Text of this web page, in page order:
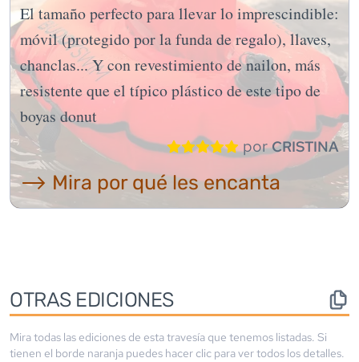
El tamaño perfecto para llevar lo imprescindible:
móvil (protegido por la funda de regalo), llaves,
chanclas... Y con revestimiento de nailon, más
resistente que el típico plástico de este tipo de
boyas donut
porCRISTINA
⟶ Mira por qué les encanta
OTRAS EDICIONES
Mira todas las ediciones de esta travesía que tenemos listadas. Si
tienen el borde naranja puedes hacer clic para ver todos los detalles.